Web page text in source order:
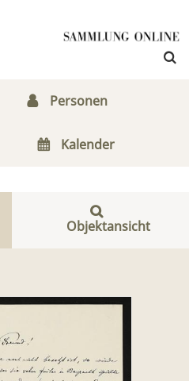
Personen
Kalender
Objektansicht